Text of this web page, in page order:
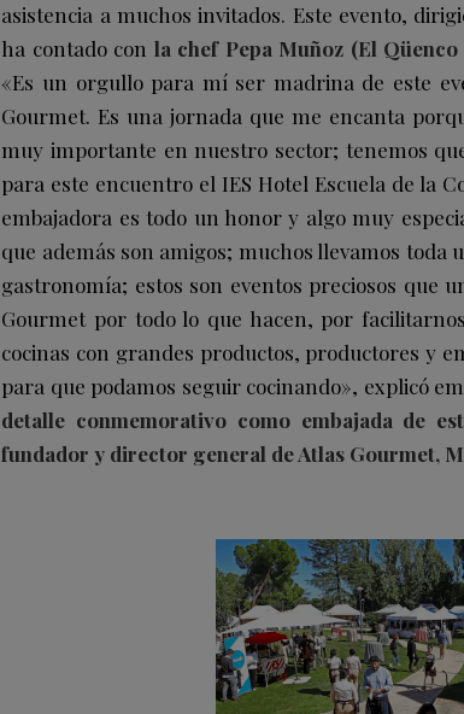
asistencia a muchos invitados. Este evento,
ha contado con la chef Pepa Muñoz (El
«Es un orgullo para mí ser madrina de este
Gourmet. Es una jornada que me encanta
muy importante en nuestro sector; tenemos
para este encuentro el IES Hotel Escuela de la
embajadora es todo un honor y algo muy
que además son amigos; muchos llevamos toda
gastronomía; estos son eventos preciosos que
Gourmet por todo lo que hacen, por
cocinas con grandes productos, productores y
para que podamos seguir cocinando», explicó
detalle conmemorativo como embajada de
fundador y director general de Atlas Gourmet,